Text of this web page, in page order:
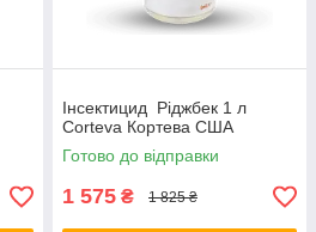
Інсектицид Ріджбек 1 л
Corteva Кортева США
Готово до відправки
1 575 ₴ 1 825 ₴